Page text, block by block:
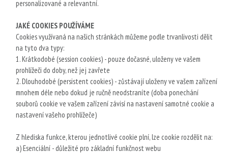
personalizované a relevantní.
JAKÉ COOKIES POUŽÍVÁME
Cookies využívaná na našich stránkách můžeme podle trvanlivosti dělit
na tyto dva typy:
1. Krátkodobé (session cookies) - pouze dočasné, uloženy ve vašem
prohlížeči do doby, než jej zavřete
2. Dlouhodobé (persistent cookies) - zůstávají uloženy ve vašem zařízení
mnohem déle nebo dokud je ručně neodstraníte (doba ponechání
souborů cookie ve vašem zařízení závisí na nastavení samotné cookie a
nastavení vašeho prohlížeče)
Z hlediska funkce, kterou jednotlivé cookie plní, lze cookie rozdělit na:
a) Esenciální - důležité pro základní funkčnost webu